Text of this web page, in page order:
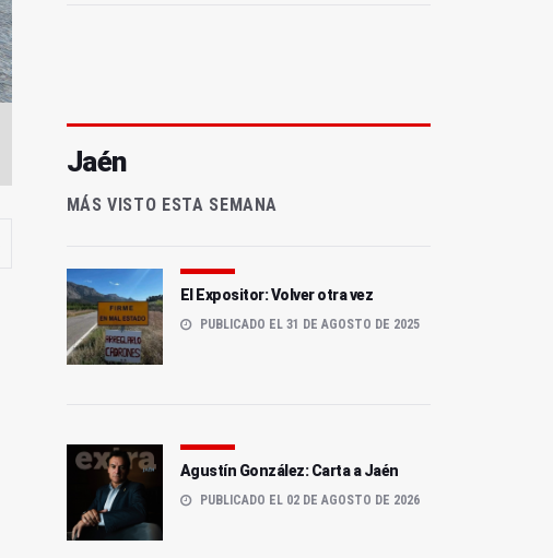
Jaén
MÁS VISTO ESTA SEMANA
El Expositor: Volver otra vez
PUBLICADO EL 31 DE AGOSTO DE 2025
Agustín González: Carta a Jaén
PUBLICADO EL 02 DE AGOSTO DE 2026